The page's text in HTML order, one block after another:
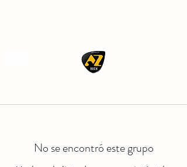
No se encontró este grupo